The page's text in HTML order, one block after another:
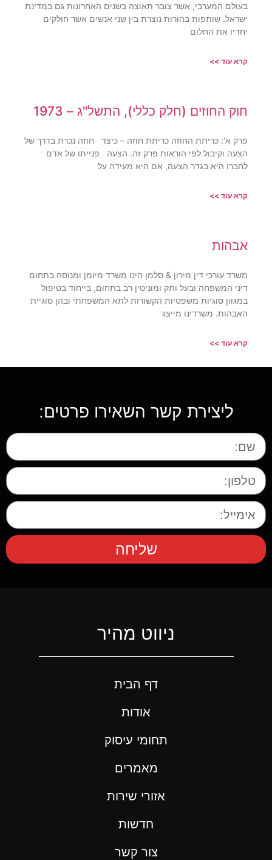
בעולם המערבי, אשר צובר תאוצה בשנים האחרונות גם במדינת
ישראל. שותפות בהורות נוצרת בין שני אנשים אשר חולקים
יחדיו את החלום
קרא עוד >>
חוק החוזים (חלק כללי), התשל"ג – 1973
פרק א': כריתת החוזה כריתת חוזה – כיצד חוזה נכרת בדרך של
הצעה וקיבול לפי הוראות פרק זה. הצעה פנייתו של אדם
לחברו היא בגדר הצעה, אם היא מעידה על
קרא עוד >>
אבהות
משרד עורכי דין מירון & סלמן הינו משרד מיומן ומנוסה בתחום
דיני המשפחה ובעל ותק ומוניטין רב בתחום, בייחוד בטיפול
במגוון סוגיות משפטיות הקשורות לתא המשפחתי ובהן סוגיית
האבהות. משרדינו מייצג
קרא עוד >>
ליצירת קשר השאירו פרטים:
שליחה
ניווט מהיר
דף הבית
אודות
תחומי עיסוק
מאמרים
אזורי שירות
חדשות
צור קשר